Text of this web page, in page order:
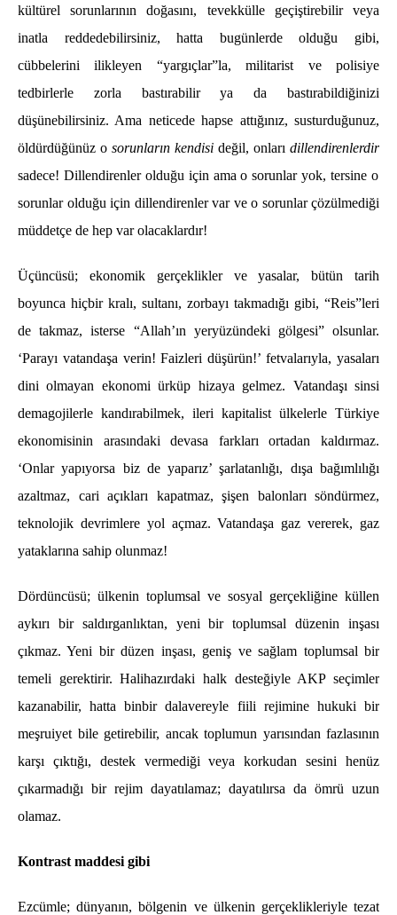
kültürel sorunlarının doğasını, tevekkülle geçiştirebilir veya
inatla reddedebilirsiniz, hatta bugünlerde olduğu gibi,
cübbelerini ilikleyen “yargıçlar”la, militarist ve polisiye
tedbirlerle zorla bastırabilir ya da bastırabildiğinizi
düşünebilirsiniz. Ama neticede hapse attığınız, susturduğunuz,
öldürdüğünüz o sorunların kendisi değil, onları dillendirenlerdir
sadece! Dillendirenler olduğu için ama o sorunlar yok, tersine o
sorunlar olduğu için dillendirenler var ve o sorunlar çözülmediği
müddetçe de hep var olacaklardır!
Üçüncüsü; ekonomik gerçeklikler ve yasalar, bütün tarih
boyunca hiçbir kralı, sultanı, zorbayı takmadığı gibi, “Reis”leri
de takmaz, isterse “Allah’ın yeryüzündeki gölgesi” olsunlar.
‘Parayı vatandaşa verin! Faizleri düşürün!’ fetvalarıyla, yasaları
dini olmayan ekonomi ürküp hizaya gelmez. Vatandaşı sinsi
demagojilerle kandırabilmek, ileri kapitalist ülkelerle Türkiye
ekonomisinin arasındaki devasa farkları ortadan kaldırmaz.
‘Onlar yapıyorsa biz de yaparız’ şarlatanlığı, dışa bağımlılığı
azaltmaz, cari açıkları kapatmaz, şişen balonları söndürmez,
teknolojik devrimlere yol açmaz. Vatandaşa gaz vererek, gaz
yataklarına sahip olunmaz!
Dördüncüsü; ülkenin toplumsal ve sosyal gerçekliğine küllen
aykırı bir saldırganlıktan, yeni bir toplumsal düzenin inşası
çıkmaz. Yeni bir düzen inşası, geniş ve sağlam toplumsal bir
temeli gerektirir. Halihazırdaki halk desteğiyle AKP seçimler
kazanabilir, hatta binbir dalavereyle fiili rejimine hukuki bir
meşruiyet bile getirebilir, ancak toplumun yarısından fazlasının
karşı çıktığı, destek vermediği veya korkudan sesini henüz
çıkarmadığı bir rejim dayatılamaz; dayatılırsa da ömrü uzun
olamaz.
Kontrast maddesi gibi
Ezcümle; dünyanın, bölgenin ve ülkenin gerçeklikleriyle tezat